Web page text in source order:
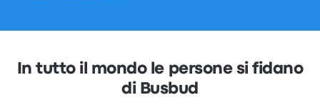
In tutto il mondo le persone si fidano
di Busbud